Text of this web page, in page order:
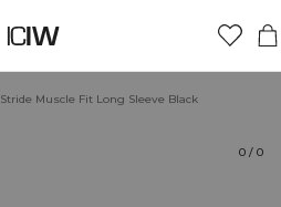
Stride Muscle Fit Long Sleeve Black
0 / 0